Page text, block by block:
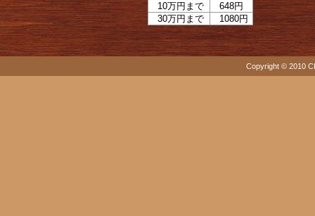
10万円まで
648円
30万円まで
1080円
Copyright © 2010